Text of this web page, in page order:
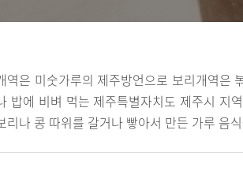
역은 미숫가루의 제주방언으로 보리개역은
밥에 비벼 먹는 제주특별자치도 제주시 지
리나 콩 따위를 갈거나 빻아서 만든 가루 음